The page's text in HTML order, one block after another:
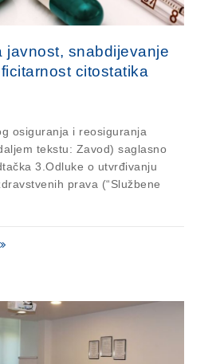
javnost, snabdijevanje
citostatika
osiguranja i reosiguranja
tekstu: Zavod) saglasno
3.Odluke o utvrđivanju
prava (“Službene